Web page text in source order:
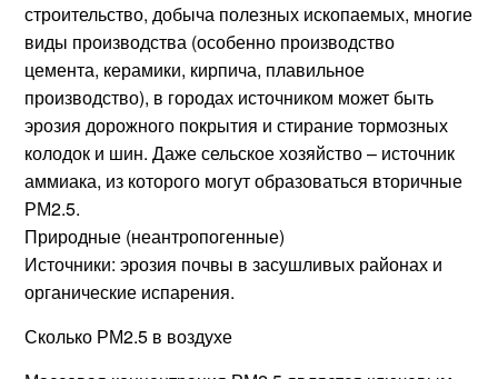
строительство, добыча полезных ископаемых, многие
виды производства (особенно производство
цемента, керамики, кирпича, плавильное
производство), в городах источником может быть
эрозия дорожного покрытия и стирание тормозных
колодок и шин. Даже сельское хозяйство – источник
аммиака, из которого могут образоваться вторичные
РМ2.5.
Природные (неантропогенные)
Источники: эрозия почвы в засушливых районах и
органические испарения.
Сколько РМ2.5 в воздухе